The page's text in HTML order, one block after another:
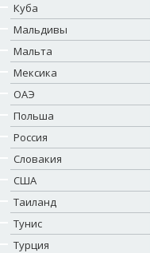
Куба
Мальдивы
Мальта
Мексика
ОАЭ
Польша
Россия
Словакия
США
Таиланд
Тунис
Турция